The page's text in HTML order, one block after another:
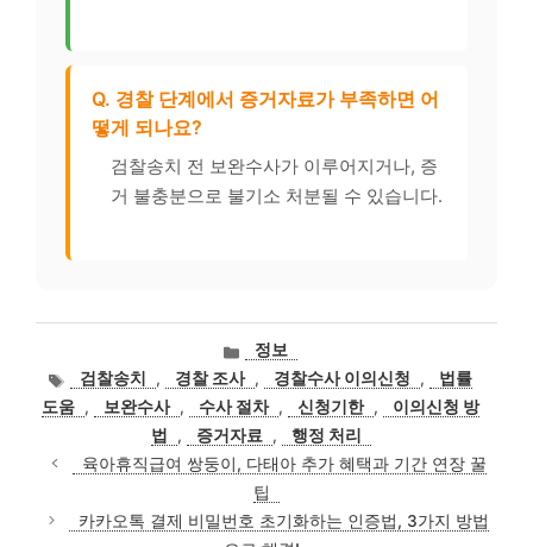
Q. 경찰 단계에서 증거자료가 부족하면 어
떻게 되나요?
검찰송치 전 보완수사가 이루어지거나, 증
거 불충분으로 불기소 처분될 수 있습니다.
카
고
리
정보
태
그
검찰송치 , 경찰 조사 , 경찰수사 이의신청 ,
법률
도움 , 보완수사 , 수사 절차 , 신청기한 ,
이의신청 방
법
, 증거자료 ,
행정 처리
육아휴직급여 쌍둥이, 다태아 추가 혜택과 기간 연장 꿀
팁
카카오톡 결제 비밀번호 초기화하는 인증법, 3가지 방법